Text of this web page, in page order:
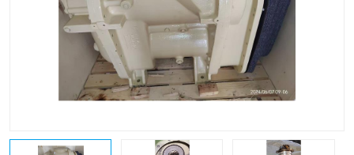
英格索兰COOPER离心机 库伯卡麦隆离心机零件
微电脑控制器 离心式压缩机高速转子组
复盛离心机零件 中冷耐高温气侧密封胶垫